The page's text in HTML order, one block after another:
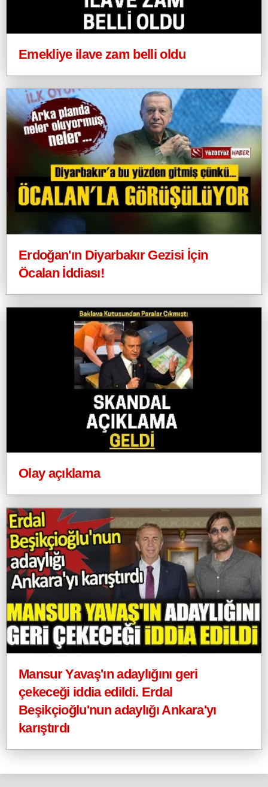
Emekliye ilave zam belli oldu
Erdoğan'ın Diyarbakır Gezisi İçin
Öcalan İddiası!
Olay açıklama
Mansur Yavaş'ın adaylığını geri
çekeceği iddia edildi. Erdal
Beşikçioğlu'nun adaylığı Ankara'yı
karıştırdı